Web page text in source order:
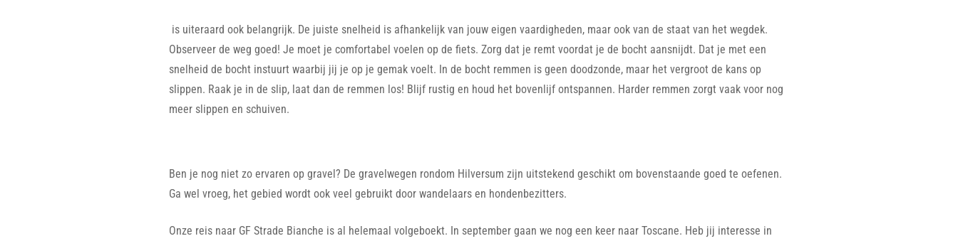
is uiteraard ook belangrijk. De juiste snelheid is afhankelijk van jouw eigen vaardigheden, maar ook van de staat van het wegdek.
Observeer de weg goed! Je moet je comfortabel voelen op de fiets. Zorg dat je remt voordat je de bocht aansnijdt. Dat je met een
snelheid de bocht instuurt waarbij jij je op je gemak voelt. In de bocht remmen is geen doodzonde, maar het vergroot de kans op
slippen. Raak je in de slip, laat dan de remmen los! Blijf rustig en houd het bovenlijf ontspannen. Harder remmen zorgt vaak voor nog
meer slippen en schuiven.
Ben je nog niet zo ervaren op gravel? De gravelwegen rondom Hilversum zijn uitstekend geschikt om bovenstaande goed te oefenen.
Ga wel vroeg, het gebied wordt ook veel gebruikt door wandelaars en hondenbezitters.
Onze reis naar GF Strade Bianche is al helemaal volgeboekt. In september gaan we nog een keer naar Toscane. Heb jij interesse in